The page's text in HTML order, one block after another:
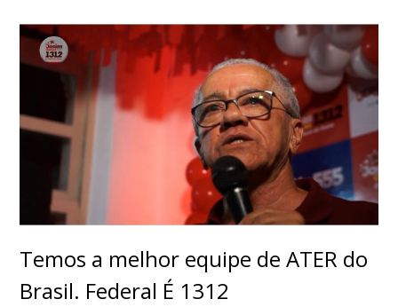
Temos a melhor equipe de ATER do
Brasil. Federal É 1312